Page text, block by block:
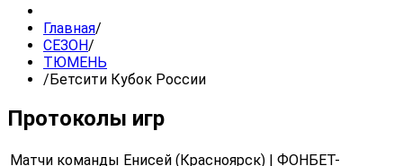
Главная/
СЕЗОН/
ТЮМЕНЬ
/ Бетсити Кубок России
Протоколы игр
Матчи команды Енисей (Красноярск) | ФОНБЕТ-